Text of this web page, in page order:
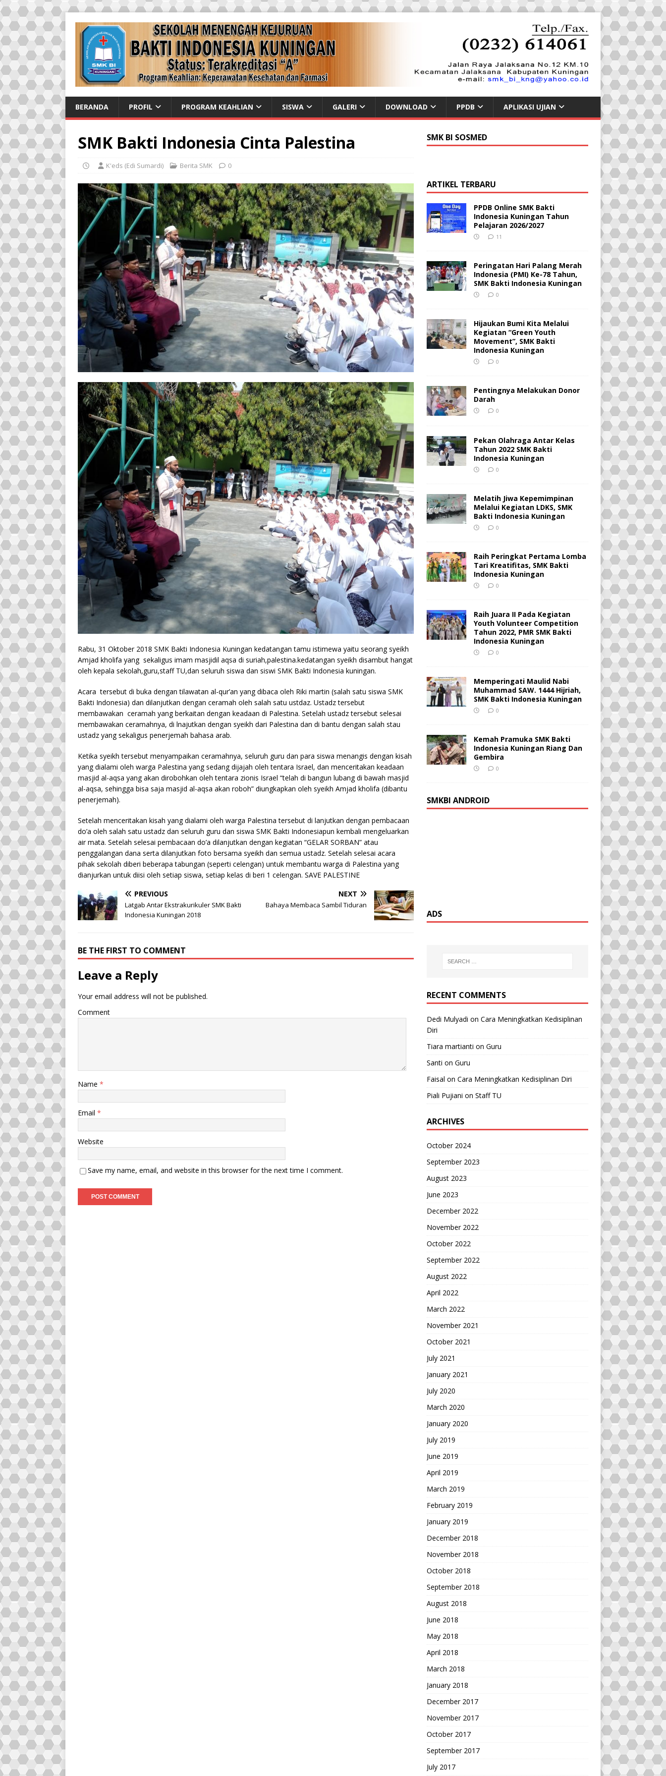
BERANDA PROFIL PROGRAM KEAHLIAN SISWA GALERI DOWNLOAD PPDB APLIKASI UJIAN
SMK Bakti Indonesia Cinta Palestina
K'eds (Edi Sumardi) Berita SMK 0
Rabu, 31 Oktober 2018 SMK Bakti Indonesia Kuningan kedatangan tamu istimewa yaitu seorang syeikh
Amjad kholifa yang sekaligus imam masjidil aqsa di suriah,palestina.kedatangan syeikh disambut hangat
oleh kepala sekolah,guru,staff TU,dan seluruh siswa dan siswi SMK Bakti Indonesia kuningan.
Acara tersebut di buka dengan tilawatan al-qur’an yang dibaca oleh Riki martin (salah satu siswa SMK
Bakti Indonesia) dan dilanjutkan dengan ceramah oleh salah satu ustdaz. Ustadz tersebut
membawakan ceramah yang berkaitan dengan keadaan di Palestina. Setelah ustadz tersebut selesai
membawakan ceramahnya, di lnajutkan dengan syeikh dari Palestina dan di bantu dengan salah stau
ustadz yang sekaligus penerjemah bahasa arab.
Ketika syeikh tersebut menyampaikan ceramahnya, seluruh guru dan para siswa menangis dengan kisah
yang dialami oleh warga Palestina yang sedang dijajah oleh tentara Israel, dan menceritakan keadaan
masjid al-aqsa yang akan dirobohkan oleh tentara zionis Israel “telah di bangun lubang di bawah mas­jid
al-aqsa, sehingga bisa saja masjid al-aqsa akan roboh” diungkapkan oleh syeikh Amjad kholifa (dibantu
penerjemah).
Setelah menceritakan kisah yang dialami oleh warga Palestina tersebut di lanjutkan dengan pembacaan
do’a oleh salah satu ustadz dan seluruh guru dan siswa SMK Bakti Indonesiapun kembali mengeluarkan
air mata. Setelah selesai pembacaan do’a dilanjutkan dengan kegiatan “GELAR SORBAN” atau
penggalangan dana serta dilanjutkan foto bersama syeikh dan semua ustadz. Setelah selesai acara
pihak sekolah diberi beberapa tabungan (seperti celengan) untuk membantu warga di Palestina yang
dianjurkan untuk diisi oleh setiap siswa, setiap kelas di beri 1 celengan. SAVE PALESTINE
PREVIOUS
Latgab Antar Ekstrakurikuler SMK Bakti
Indonesia Kuningan 2018
NEXT
Bahaya Membaca Sambil Tiduran
BE THE FIRST TO COMMENT
Leave a Reply
Your email address will not be published.
Comment
Name *
Email *
Website
Save my name, email, and website in this browser for the next time I comment.
SMK BI SOSMED
ARTIKEL TERBARU
PPDB Online SMK Bakti
Indonesia Kuningan Tahun
Pelajaran 2026/2027
11
Peringatan Hari Palang Merah
Indonesia (PMI) Ke-78 Tahun,
SMK Bakti Indonesia Kuningan
0
Hijaukan Bumi Kita Melalui
Kegiatan “Green Youth
Movement”, SMK Bakti
Indonesia Kuningan
0
Pentingnya Melakukan Donor
Darah
0
Pekan Olahraga Antar Kelas
Tahun 2022 SMK Bakti
Indonesia Kuningan
0
Melatih Jiwa Kepemimpinan
Melalui Kegiatan LDKS, SMK
Bakti Indonesia Kuningan
0
Raih Peringkat Pertama Lomba
Tari Kreatifitas, SMK Bakti
Indonesia Kuningan
0
Raih Juara II Pada Kegiatan
Youth Volunteer Competition
Tahun 2022, PMR SMK Bakti
Indonesia Kuningan
0
Memperingati Maulid Nabi
Muhammad SAW. 1444 Hijriah,
SMK Bakti Indonesia Kuningan
0
Kemah Pramuka SMK Bakti
Indonesia Kuningan Riang Dan
Gembira
0
SMKBI ANDROID
ADS
RECENT COMMENTS
Dedi Mulyadi on Cara Meningkatkan Kedisiplinan
Diri
Tiara martianti on Guru
Santi on Guru
Faisal on Cara Meningkatkan Kedisiplinan Diri
Piali Pujiani on Staff TU
ARCHIVES
October 2024
September 2023
August 2023
June 2023
December 2022
November 2022
October 2022
September 2022
August 2022
April 2022
March 2022
November 2021
October 2021
July 2021
January 2021
July 2020
March 2020
January 2020
July 2019
June 2019
April 2019
March 2019
February 2019
January 2019
December 2018
November 2018
October 2018
September 2018
August 2018
June 2018
May 2018
April 2018
March 2018
January 2018
December 2017
November 2017
October 2017
September 2017
July 2017